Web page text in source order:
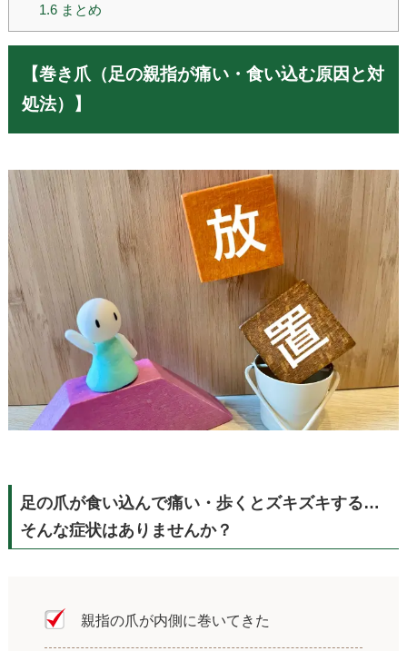
1.6まとめ
【巻き爪（足の親指が痛い・食い込む原因と対
処法）】
足の爪が食い込んで痛い・歩くとズキズキする…
そんな症状はありませんか？
親指の爪が内側に巻いてきた